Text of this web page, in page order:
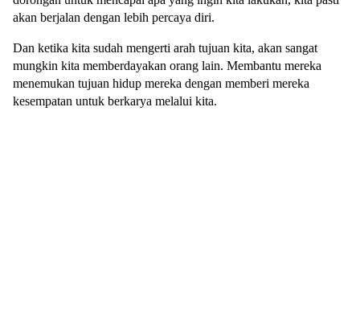
akan berjalan dengan lebih percaya diri.
Dan ketika kita sudah mengerti arah tujuan kita, akan sangat
mungkin kita memberdayakan orang lain. Membantu mereka
menemukan tujuan hidup mereka dengan memberi mereka
kesempatan untuk berkarya melalui kita.